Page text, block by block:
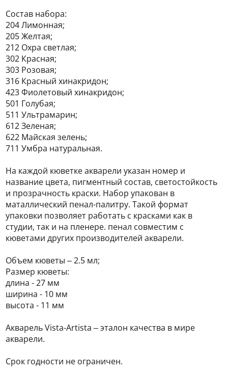
Состав набора:
204 Лимонная;
205 Желтая;
212 Охра светлая;
302 Красная;
303 Розовая;
316 Красный хинакридон;
423 Фиолетовый хинакридон;
501 Голубая;
511 Ультрамарин;
612 Зеленая;
622 Майская зелень;
711 Умбра натуральная.
На каждой кюветке акварели указан номер и
название цвета, пигментный состав, светостойкость
и прозрачность краски. Набор упакован в
маталлический пенал-палитру. Такой формат
упаковки позволяет работать с красками как в
студии, так и на пленере. пенал совместим с
кюветами других производителей акварели.
Объем кюветы – 2.5 мл;
Размер кюветы:
длина - 27 мм
ширина - 10 мм
высота - 11 мм
Акварель Vista-Artista – эталон качества в мире
акварели.
Срок годности не ограничен.